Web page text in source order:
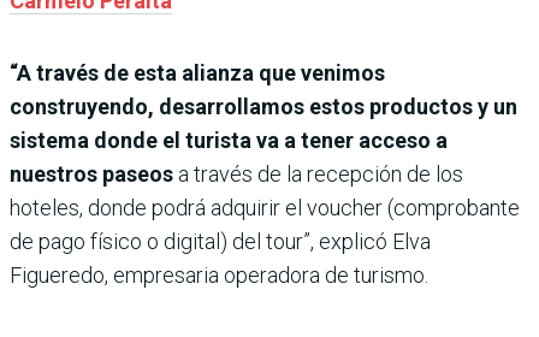
“A través de esta alianza que venimos
construyendo, desarrollamos estos productos y un
sistema donde el turista va a tener acceso a
nuestros paseos a través de la recepción de los
hoteles, donde podrá adquirir el voucher (comprobante
de pago físico o digital) del tour”, explicó Elva
Figueredo, empresaria operadora de turismo.